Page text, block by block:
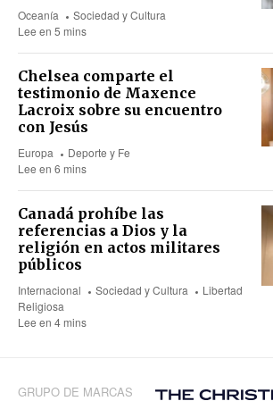
Oceanía
Sociedad y Cultura
Lee en 5 mins
Chelsea comparte el
testimonio de Maxence
Lacroix sobre su encuentro
con Jesús
Europa
Deporte y Fe
Lee en 6 mins
Canadá prohíbe las
referencias a Dios y la
religión en actos militares
públicos
Internacional Sociedad y Cultura
Libertad
Religiosa
Lee en 4 mins
GRUPO DE MARCAS